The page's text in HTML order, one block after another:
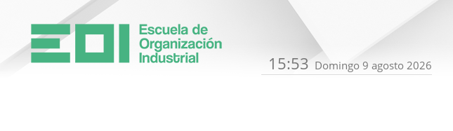
15:53 Domingo 9 agosto 2026